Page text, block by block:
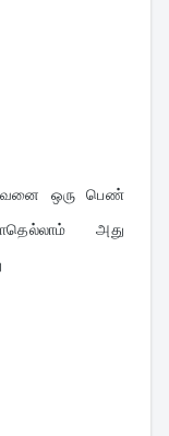
ஒரு பெண்
அது